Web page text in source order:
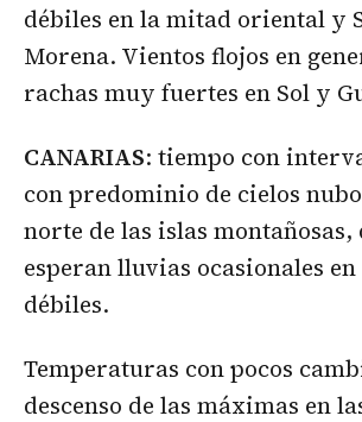
débiles en la mitad oriental y
Morena. Vientos flojos en
rachas muy fuertes en Sol y
CANARIAS: tiempo con
con predominio de cielos
norte de las islas montañosas,
esperan lluvias ocasionales
débiles.
Temperaturas con pocos
descenso de las máximas en